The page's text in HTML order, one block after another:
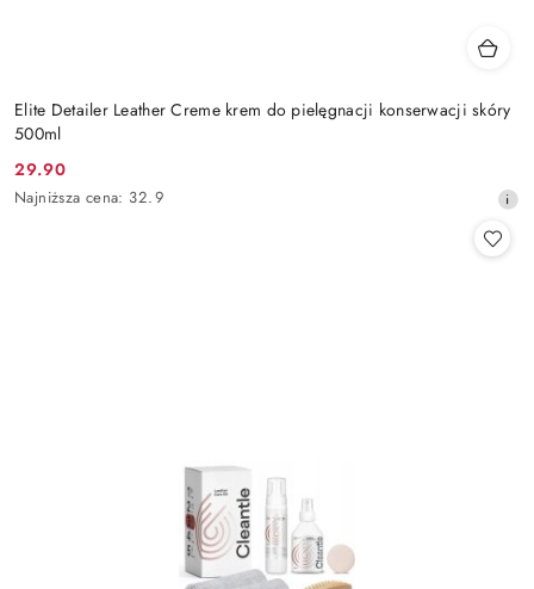
Elite Detailer Leather Creme krem do pielęgnacji konserwacji skóry
500ml
Cena
promocyjna:
29.90
Najniższa
Najniższa cena: 32.9